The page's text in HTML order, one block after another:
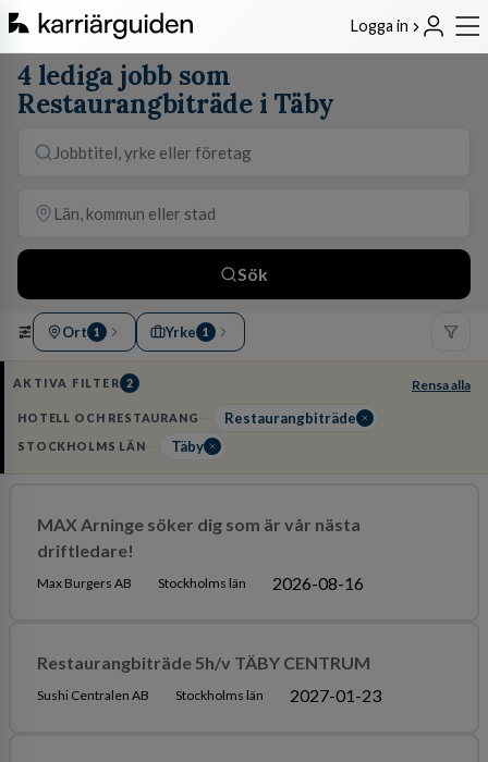
Logga in
4 lediga jobb som
Restaurangbiträde i Täby
Sök
Ort 1 Yrke 1
AKTIVA FILTER 2 Rensa alla
HOTELL OCH RESTAURANG Restaurangbiträde
STOCKHOLMS LÄN Täby
MAX Arninge söker dig som är vår nästa
driftledare!
Max Burgers AB Stockholms län 2026-08-16
Restaurangbiträde 5h/v TÄBY CENTRUM
Sushi Centralen AB Stockholms län 2027-01-23